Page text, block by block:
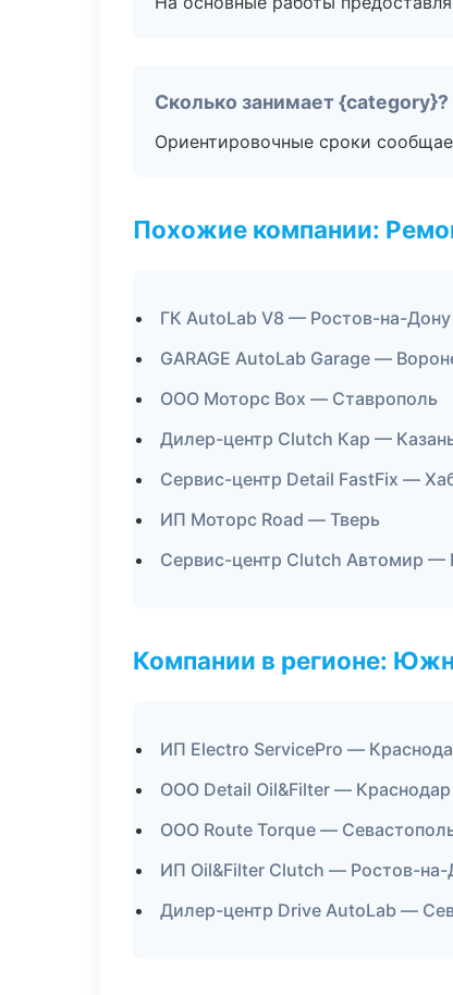
Сколько занимает {category}?
Ориентировочные сроки
Похожие компании:
ГК AutoLab V8 — Ростов-на-Дону
GARAGE AutoLab Garage —
ООО Моторс Box — Ставрополь
Дилер-центр Clutch Кар —
Сервис-центр Detail FastFix —
ИП Моторс Road — Тверь
Сервис-центр Clutch Автомир —
Компании в регионе:
ИП Electro ServicePro —
ООО Detail Oil&Filter — Краснодар
ООО Route Torque —
ИП Oil&Filter Clutch — Ростов-на-
Дилер-центр Drive AutoLab —